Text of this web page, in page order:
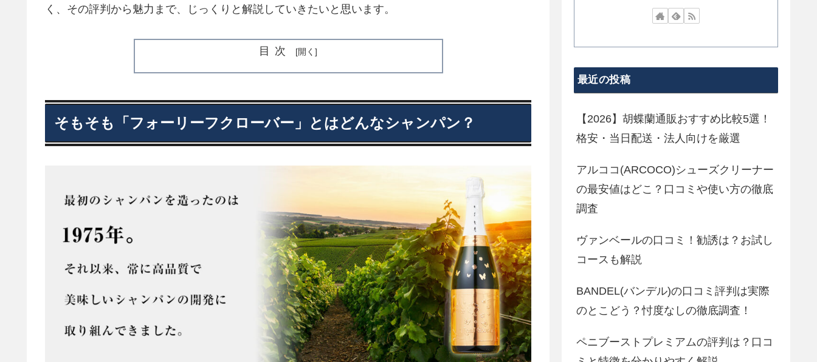
く、その評判から魅力まで、じっくりと解説していきたいと思います。
目次
そもそも「フォーリーフクローバー」とはどんなシャンパン？
最近の投稿
【2026】胡蝶蘭通販おすすめ比較5選！
格安・当日配送・法人向けを厳選
アルココ(ARCOCO)シューズクリーナー
の最安値はどこ？口コミや使い方の徹底
調査
ヴァンベールの口コミ！勧誘は？お試し
コースも解説
BANDEL(バンデル)の口コミ評判は実際
のとこどう？忖度なしの徹底調査！
ペニブーストプレミアムの評判は？口コ